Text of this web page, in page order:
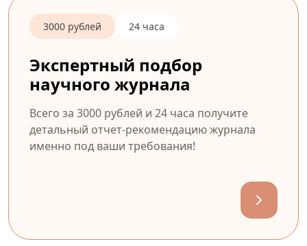
3000 рублей 24 часа
Экспертный подбор
научного журнала
Всего за 3000 рублей и 24 часа получите
детальный отчет-рекомендацию журнала
именно под ваши требования!